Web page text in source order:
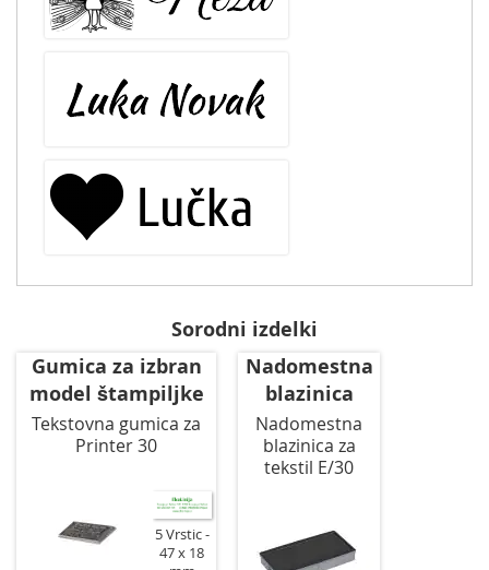
Sorodni izdelki
Gumica za izbran
model štampiljke
Tekstovna gumica za
Printer 30
5 Vrstic
47 x 18
Nadomestna
blazinica
Nadomestna
blazinica za
tekstil E/30